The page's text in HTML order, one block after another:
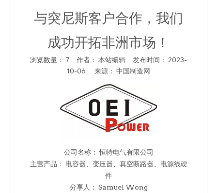
与突尼斯客户合作，我们
成功开拓非洲市场！
浏览数量： 7 作者： 本站编辑 发布时间： 2023-
10-06 来源： 中国制造网
公司名称： 恒特电气有限公司
主营产品： 电容器、变压器、真空断路器、电源线硬
件
分享人： Samuel Wong